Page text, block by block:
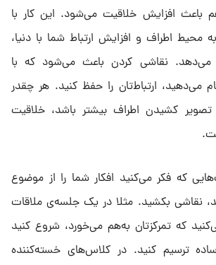
باعث افزایش خلاقیت می‌شود. این کار با
محیط اطراف و افزایش ارتباط شما با دنیا،
می‌دهد. نقاشی کردن باعث می‌شود که با
می‌دهید، ارتباط‌تان را حفظ کنید. هر چقدر
تصویر کشیدن اطراف بیشتر باشد، خلاقیت
که فکر می‌کنید افکار شما را از موضوع
نقاشی بکشید. مثلا در یک جلسه‌ی ملاقات
که تمرکزتان به‌هم می‌خورد، شروع کنید
ترسیم کنید. در کلاس‌های خسته‌کننده